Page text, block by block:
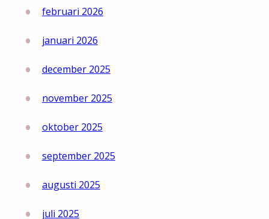
februari 2026
januari 2026
december 2025
november 2025
oktober 2025
september 2025
augusti 2025
juli 2025